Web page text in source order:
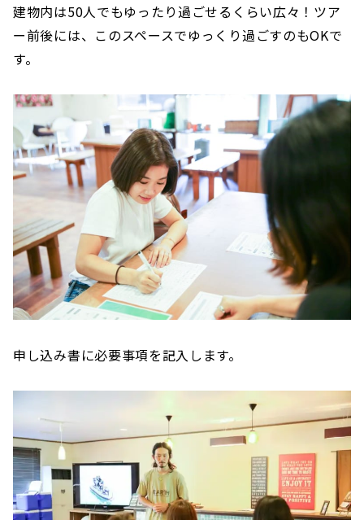
建物内は50人でもゆったり過ごせるくらい広々！ツア
ー前後には、このスペースでゆっくり過ごすのもOKで
す。
申し込み書に必要事項を記入します。